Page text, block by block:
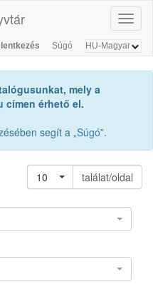
Súgó
mely a
címen érhető el.
segít a „Súgó”.
10
találat/oldal